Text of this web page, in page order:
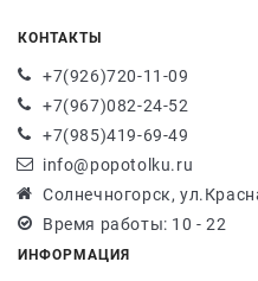
КОНТАКТЫ
+7(926)720-11-09
+7(967)082-24-52
+7(985)419-69-49
info@popotolku.ru
Солнечногорск,
Время работы: 10 - 22
ИНФОРМАЦИЯ